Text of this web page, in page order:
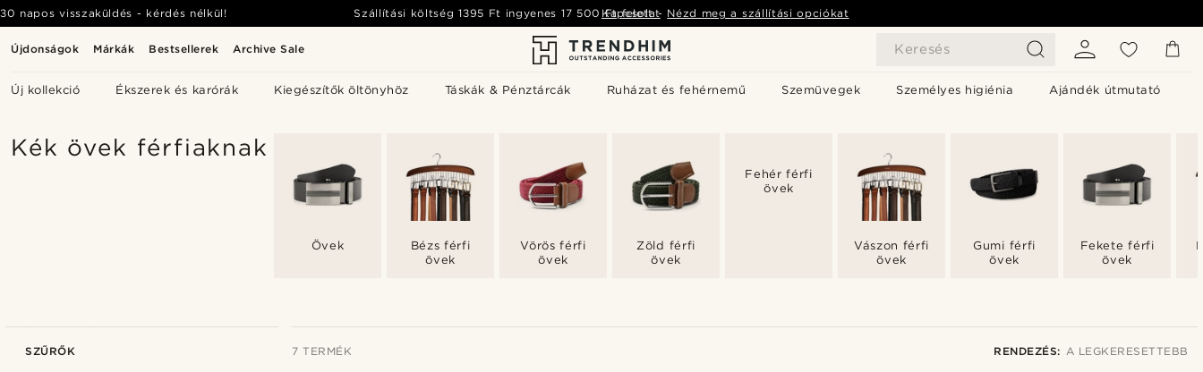
Újdonságok Márkák Bestsellerek Archive Sale Keresés
Új kollekció Ékszerek és karórák Kiegészítők öltönyhöz Táskák & Pénztárcák Ruházat és fehérnemű Szemüvegek Személyes higiénia Ajándék útmutató
30 napos visszaküldés - kérdés nélkül! Szállítási költség1395 Ft ingyenes 17 500 Ft felett- Nézd meg a szállítási opciókat
Kapcsolat
Kék övek férfiaknak
Övek
Bézs férfi
övek
Vörös férfi
övek
Zöld férfi
övek
Fehér férfi
övek
Vászon férfi
övek
Gumi férfi
övek
Fekete férfi
övek
SZŰRŐK 7 TERMÉK RENDEZÉS: A LEGKERESETTEBB